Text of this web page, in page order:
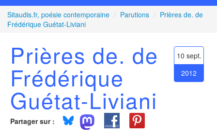
Prescriptions
Sitaudis.fr, poésie contemporaine / Parutions / Prières de. de
Frédérique Guétat-Liviani
10 sept.
2012
Prières de. de
Frédérique
Guétat-Liviani
Partager sur :